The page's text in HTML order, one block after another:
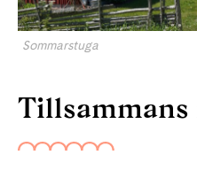
Sommarstuga
Tillsammans